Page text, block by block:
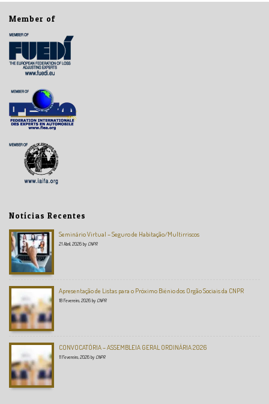
Member of
Notícias Recentes
Seminário Virtual – Seguro de Habitação/Multirriscos
21 Abril, 2026 by CNPR
Apresentação de Listas para o Próximo Biénio dos Orgão Sociais da CNPR
18 Fevereiro, 2026 by CNPR
CONVOCATÓRIA – ASSEMBLEIA GERAL ORDINÁRIA 2026
11 Fevereiro, 2026 by CNPR